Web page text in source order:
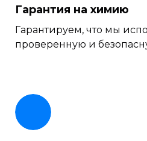
Гарантия на химию
Гарантируем, что мы
проверенную и